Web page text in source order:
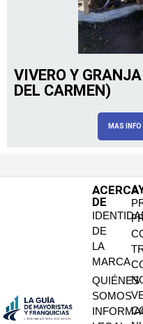
VIVERO Y
DEL CARMEN)
MAS INFO
ACERCA
DE
DE
LA
MARCA
QUIÉNES
SOMOS